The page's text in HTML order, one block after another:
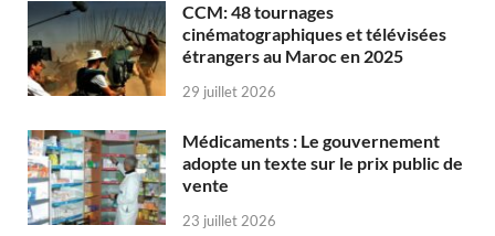
CCM: 48 tournages
cinématographiques et télévisées
étrangers au Maroc en 2025
29 juillet 2026
Médicaments : Le gouvernement
adopte un texte sur le prix public de
vente
23 juillet 2026